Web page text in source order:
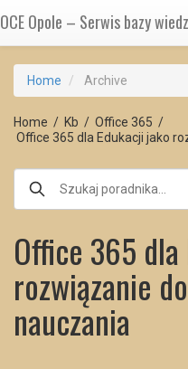
OCE Opole – Serwis bazy
Home Archive
Home / Kb / Office 365 /
Office 365 dla Edukacji jako
Office 365
rozwiązanie
nauczania